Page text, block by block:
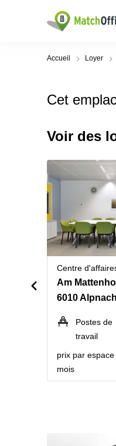
Accueil Loyer
Cet
Voir des
Centre
Am
6010 Alpnach
Postes de
travail
prix par
mois